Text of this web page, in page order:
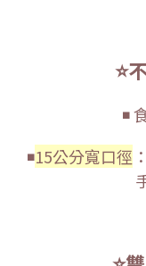
⭐
◾
◾15公分寬口徑